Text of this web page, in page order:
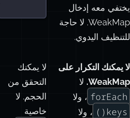
يختفي معه إدخال
WeakMap. لا حاجة
للتنظيف اليدوي.
لا يمكنك التكرار على
WeakMap. لا
forEach ، ولا
keys() ، ولا
لا يمكنك
التحقق من
الحجم. لا
خاصية